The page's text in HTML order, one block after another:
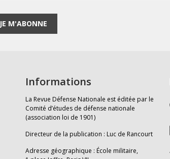
JE M'ABONNE
Informations
La Revue Défense Nationale est éditée par le
Comité d’études de défense nationale
(association loi de 1901)
Directeur de la publication : Luc de Rancourt
Adresse géographique : École militaire,